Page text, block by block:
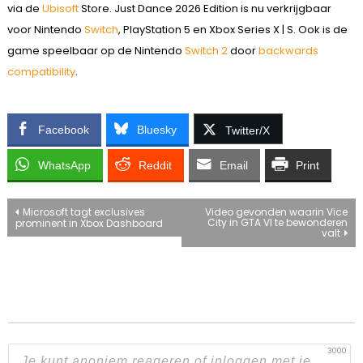
via de UbisoftStore. Just Dance 2026 Edition is nu verkrijgbaar
voor Nintendo Switch, PlayStation 5 en Xbox Series X | S. Ook is de
game speelbaar op de Nintendo Switch 2doorbackwards
compatibility.
Facebook Bluesky Twitter/X
WhatsApp Reddit Email Print
Bericht
Microsoft tagt exclusives
prominent in Xbox Dashboard
Video gevonden waarin Vice
City in GTA VI te bewonderen
valt
3000